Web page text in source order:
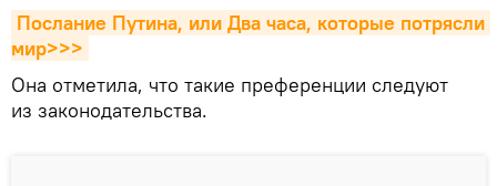
Послание Путина, или Два часа, которые потрясли
мир>>>
Она отметила, что такие преференции следуют
из законодательства.